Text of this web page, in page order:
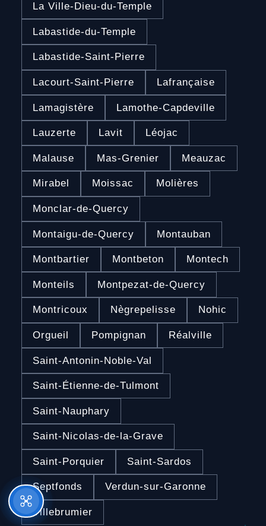
La Ville-Dieu-du-Temple
Labastide-du-Temple
Labastide-Saint-Pierre
Lacourt-Saint-Pierre Lafrançaise
Lamagistère Lamothe-Capdeville
Lauzerte Lavit Léojac
Malause Mas-Grenier Meauzac
Mirabel Moissac Molières
Monclar-de-Quercy
Montaigu-de-Quercy Montauban
Montbartier Montbeton Montech
Monteils Montpezat-de-Quercy
Montricoux Nègrepelisse Nohic
Orgueil Pompignan Réalville
Saint-Antonin-Noble-Val
Saint-Étienne-de-Tulmont
Saint-Nauphary
Saint-Nicolas-de-la-Grave
Saint-Porquier Saint-Sardos
Septfonds Verdun-sur-Garonne
Villebrumier